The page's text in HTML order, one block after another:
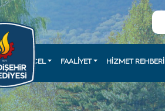
GÜNCEL FAALİYET HİZMET REHBERİ